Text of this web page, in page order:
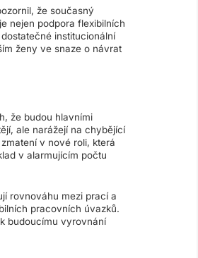
že současný
nejen podpora flexibilních
institucionální
ženy ve snaze o návrat
že budou hlavními
ale narážejí na chybějící
v nové roli, která
v alarmujícím počtu
rovnováhu mezi prací a
pracovních úvazků.
budoucímu vyrovnání